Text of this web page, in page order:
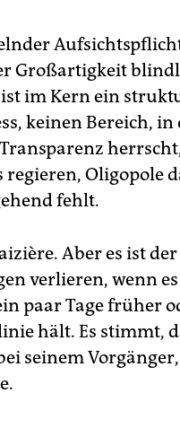
Großartigkeit
im Kern ein
keinen Bereich, in
Oligopole
fehlt.
Aber es ist der
verlieren, wenn es
paar Tage früher
hält. Es stimmt,
seinem